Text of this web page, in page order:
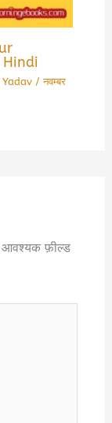
Hindi
/नवम्बर
आवश्यक फ़ील्ड